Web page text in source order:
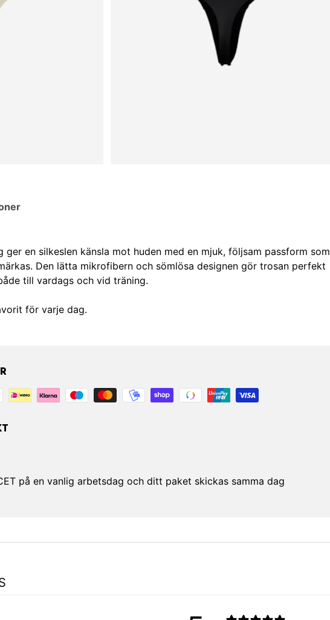
ger en silkeslen känsla mot huden med en mjuk, följsam passform som
Den lätta mikrofibern och sömlösa designen gör trosan perfekt
till vardags och vid träning.
på en vanlig arbetsdag och ditt paket skickas samma dag